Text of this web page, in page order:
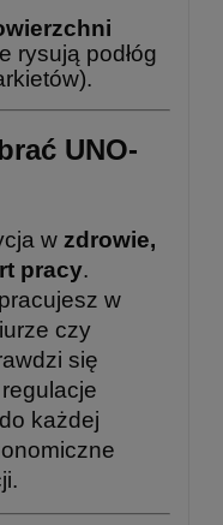
rysują podłóg
UNO-
w zdrowie,
pracy.
w
czy
się
każdej